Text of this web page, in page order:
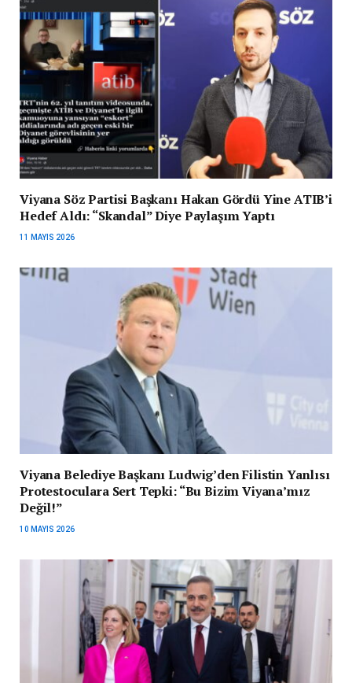
Viyana Söz Partisi Başkanı Hakan Gördü Yine ATIB’i
Hedef Aldı: “Skandal” Diye Paylaşım Yaptı
11 MAYIS 2026
Viyana Belediye Başkanı Ludwig’den Filistin Yanlısı
Protestoculara Sert Tepki: “Bu Bizim Viyana’mız
Değil!”
10 MAYIS 2026